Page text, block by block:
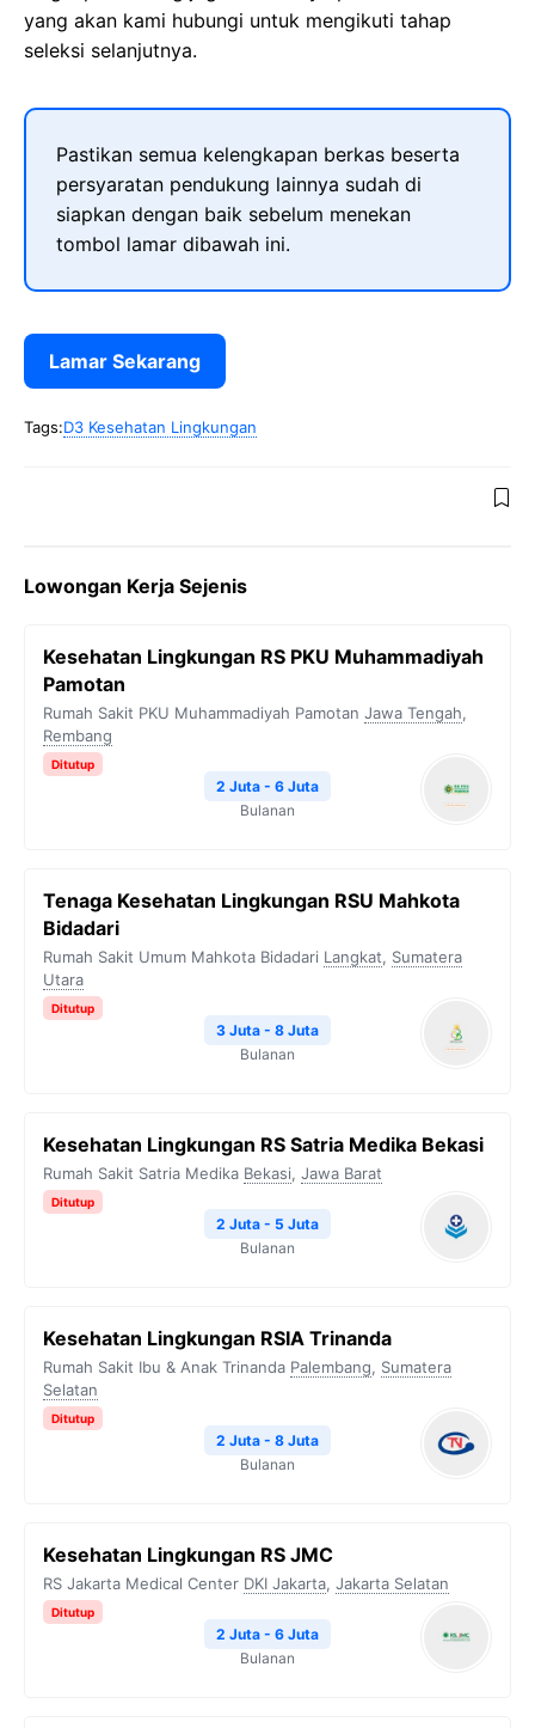
yang akan kami hubungi untuk mengikuti tahap
seleksi selanjutnya.
Pastikan semua kelengkapan berkas beserta
persyaratan pendukung lainnya sudah di
siapkan dengan baik sebelum menekan
tombol lamar dibawah ini.
Lamar Sekarang
Tags:D3 Kesehatan Lingkungan
Lowongan Kerja Sejenis
Kesehatan Lingkungan RS PKU Muhammadiyah
Pamotan
Rumah Sakit PKU Muhammadiyah Pamotan Jawa Tengah,
Rembang
Ditutup
2 Juta - 6 Juta
Bulanan
Tenaga Kesehatan Lingkungan RSU Mahkota
Bidadari
Rumah Sakit Umum Mahkota Bidadari Langkat, Sumatera
Utara
Ditutup
3 Juta - 8 Juta
Bulanan
Kesehatan Lingkungan RS Satria Medika Bekasi
Rumah Sakit Satria Medika Bekasi, Jawa Barat
Ditutup
2 Juta - 5 Juta
Bulanan
Kesehatan Lingkungan RSIA Trinanda
Rumah Sakit Ibu & Anak Trinanda Palembang, Sumatera
Selatan
Ditutup
2 Juta - 8 Juta
Bulanan
Kesehatan Lingkungan RS JMC
RS Jakarta Medical Center DKI Jakarta, Jakarta Selatan
Ditutup
2 Juta - 6 Juta
Bulanan